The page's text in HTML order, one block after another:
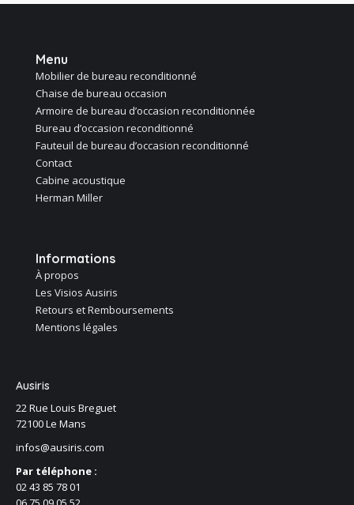
Menu
Mobilier de bureau reconditionné
Chaise de bureau occasion
Armoire de bureau d’occasion reconditionnée
Bureau d’occasion reconditionné
Fauteuil de bureau d’occasion reconditionné
Contact
Cabine acoustique
Herman Miller
Informations
À propos
Les Visios Ausiris
Retours et Remboursements
Mentions légales
Ausiris
22 Rue Louis Breguet
72100 Le Mans
infos@ausiris.com
Par téléphone :
02 43 85 78 01